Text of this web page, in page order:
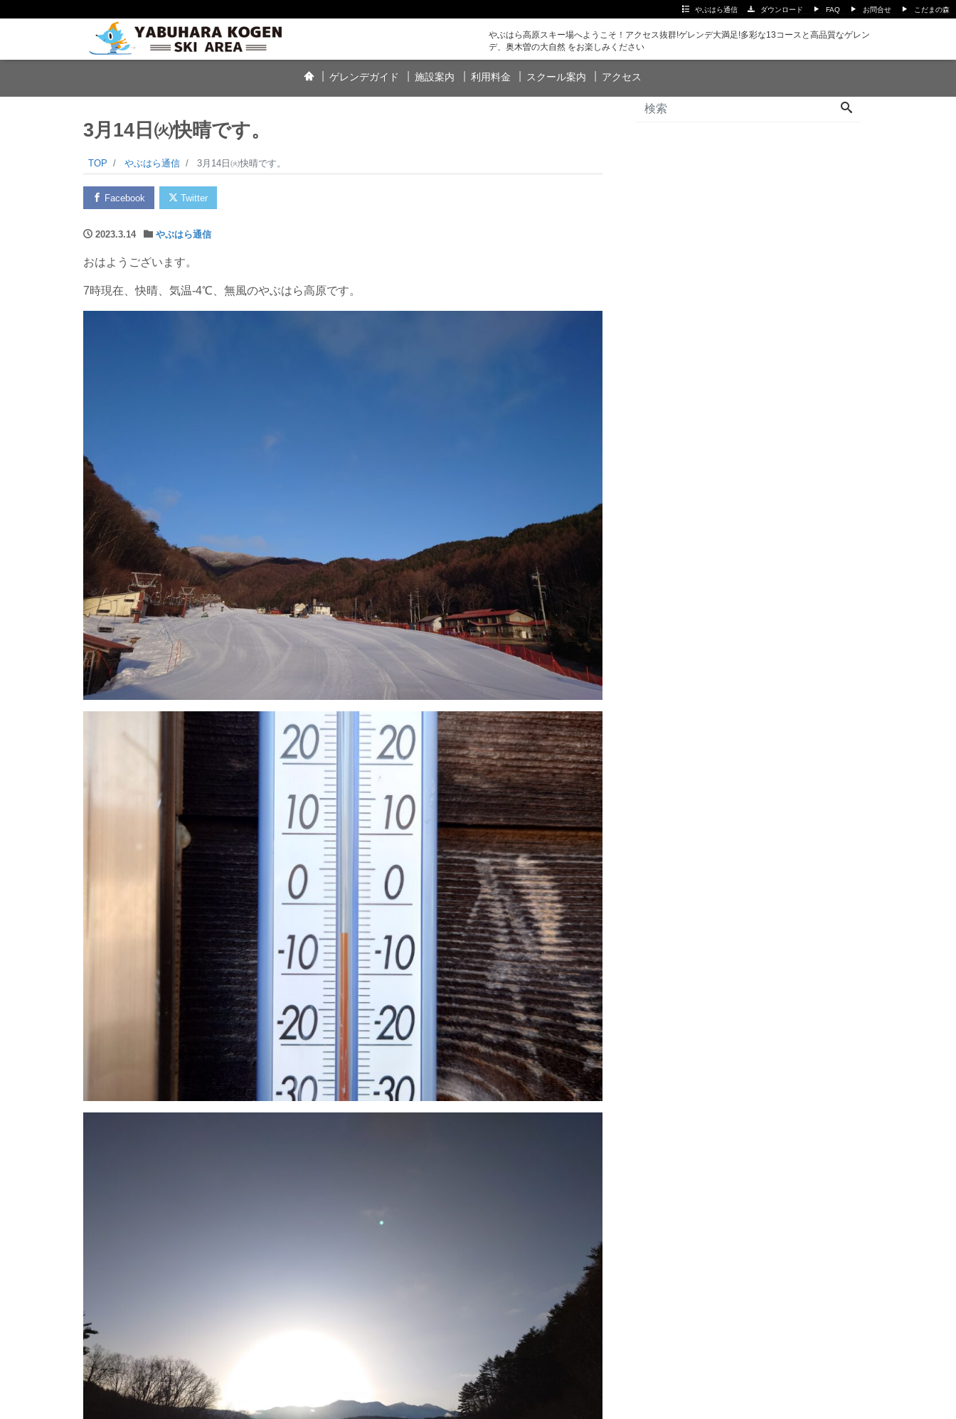
やぶはら通信 ダウンロード FAQ お問合せ こだまの森
やぶはら高原スキー場へようこそ！アクセス抜群!ゲレンデ大満足!多彩な13コースと高品質なゲレン
デ、奥木曽の大自然 をお楽しみください
ゲレンデガイド 施設案内 利用料金 スクール案内 アクセス
3月14日㈫快晴です。
TOP やぶはら通信 3月14日㈫快晴です。
Facebook Twitter
2023.3.14 やぶはら通信
おはようございます。
7時現在、快晴、気温-4℃、無風のやぶはら高原です。